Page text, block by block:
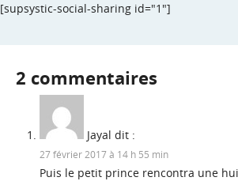
[supsystic-social-sharing id="1"]
2 commentaires
Jayal dit :
27 février 2017 à 14 h 55 min
Puis le petit prince rencontra une